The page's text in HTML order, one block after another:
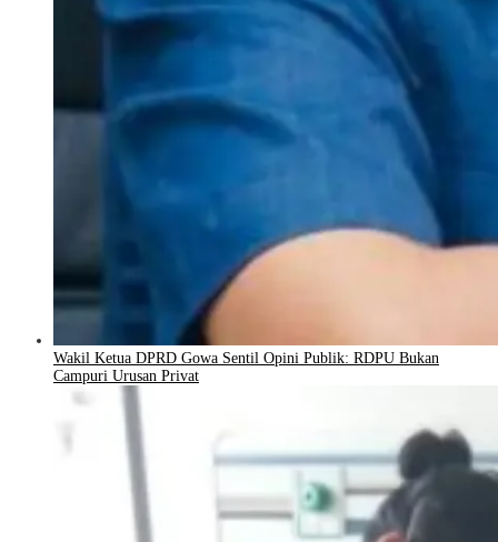
Wakil Ketua DPRD Gowa Sentil Opini Publik: RDPU Bukan
Campuri Urusan Privat